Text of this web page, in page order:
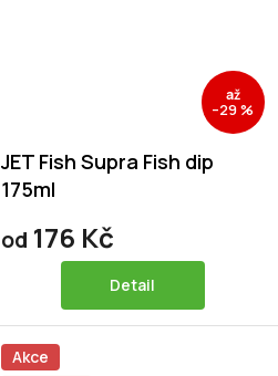
až
–29 %
JET Fish Supra Fish dip
175ml
od 176 Kč
Detail
Akce